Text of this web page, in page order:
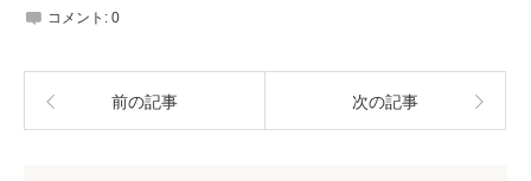
コメント: 0
前の記事 次の記事